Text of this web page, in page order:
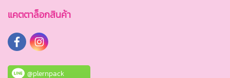
แคตตาล็อกสินค้า
@plernpack